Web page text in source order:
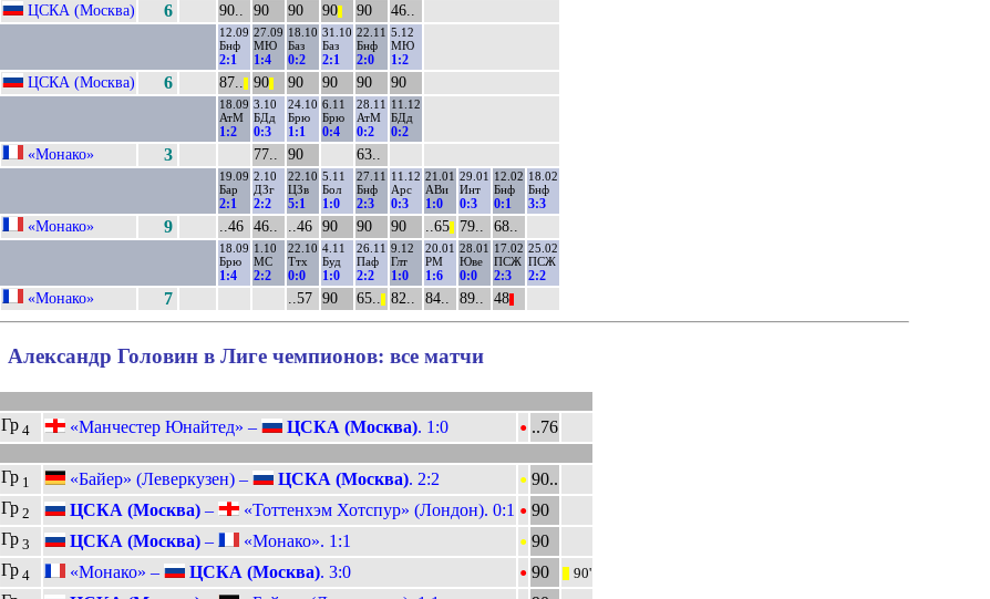
ЦСКА (Москва) 6 90.. 90 90 90 90 46..
12.09
Бнф
2:1
27.09
МЮ
1:4
18.10
Баз
0:2
31.10
Баз
2:1
22.11
Бнф
2:0
5.12
МЮ
1:2
ЦСКА (Москва) 6 87.. 90 90 90 90 90
18.09
АтМ
1:2
3.10
БДд
0:3
24.10
Брю
1:1
6.11
Брю
0:4
28.11
АтМ
0:2
11.12
БДд
0:2
«Монако» 3 77.. 90 63..
19.09
Бар
2:1
2.10
ДЗг
2:2
22.10
ЦЗв
5:1
5.11
Бол
1:0
27.11
Бнф
2:3
11.12
Арс
0:3
21.01
АВи
1:0
29.01
Инт
0:3
12.02
Бнф
0:1
18.02
Бнф
3:3
«Монако» 9 ..46 46.. ..46 90 90 90 ..65 79.. 68..
18.09
Брю
1:4
1.10
МС
2:2
22.10
Ттх
0:0
4.11
Буд
1:0
26.11
Паф
2:2
9.12
Глт
1:0
20.01
РМ
1:6
28.01
Юве
0:0
17.02
ПСЖ
2:3
25.02
ПСЖ
2:2
«Монако» 7 ..57 90 65.. 82.. 84.. 89.. 48
Александр Головин в Лиге чемпионов: все матчи
Гр4 «Манчестер Юнайтед» – ЦСКА (Москва). 1:0 • ..76
Гр1 «Байер» (Леверкузен) – ЦСКА (Москва). 2:2 • 90..
Гр2 ЦСКА (Москва)– «Тоттенхэм Хотспур» (Лондон). 0:1 • 90
Гр3 ЦСКА (Москва)– «Монако». 1:1 • 90
Гр4 «Монако» – ЦСКА (Москва). 3:0 • 90 90'